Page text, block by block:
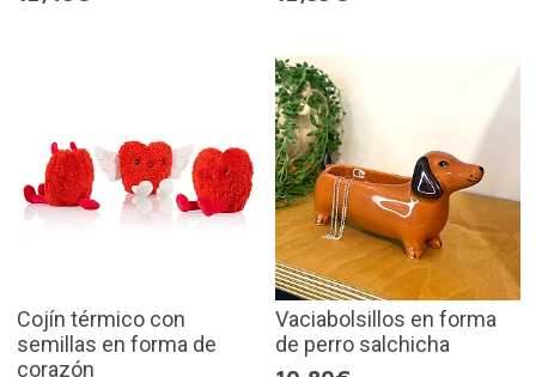
Cojín térmico con
semillas en forma de
corazón
Vaciabolsillos en forma
de perro salchicha